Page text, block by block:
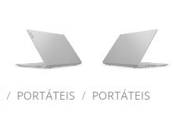
/ PORTÁTEIS / PORTÁTEIS